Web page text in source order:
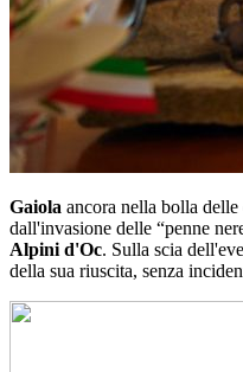
Gaiola ancora nella bolla
dall'invasione delle “penne
Alpini d'Oc. Sulla scia
della sua riuscita, senza